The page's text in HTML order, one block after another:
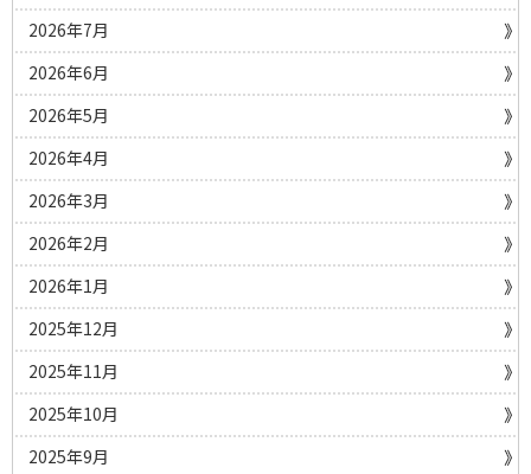
2026年7月
2026年6月
2026年5月
2026年4月
2026年3月
2026年2月
2026年1月
2025年12月
2025年11月
2025年10月
2025年9月